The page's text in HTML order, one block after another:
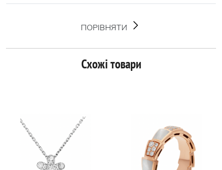
ПОРІВНЯТИ
Схожі товари